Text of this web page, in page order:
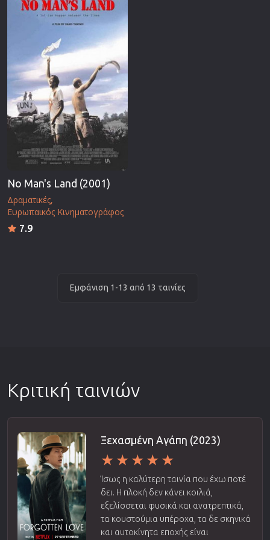
No Man's Land (2001)
Δραματικές
Ευρωπαικός Κινηματογράφος
7.9
Εμφάνιση 1-13 από 13 ταινίες
Κριτική ταινιών
Ξεχασμένη Αγάπη (2023)
Ίσως η καλύτερη ταινία που έχω ποτέ
δει. Η πλοκή δεν κάνει κοιλιά,
εξελίσσεται φυσικά και ανατρεπτικά,
τα κουστούμια υπέροχα, τα δε σκηνικά
και αυτοκίνητα εποχής είναι